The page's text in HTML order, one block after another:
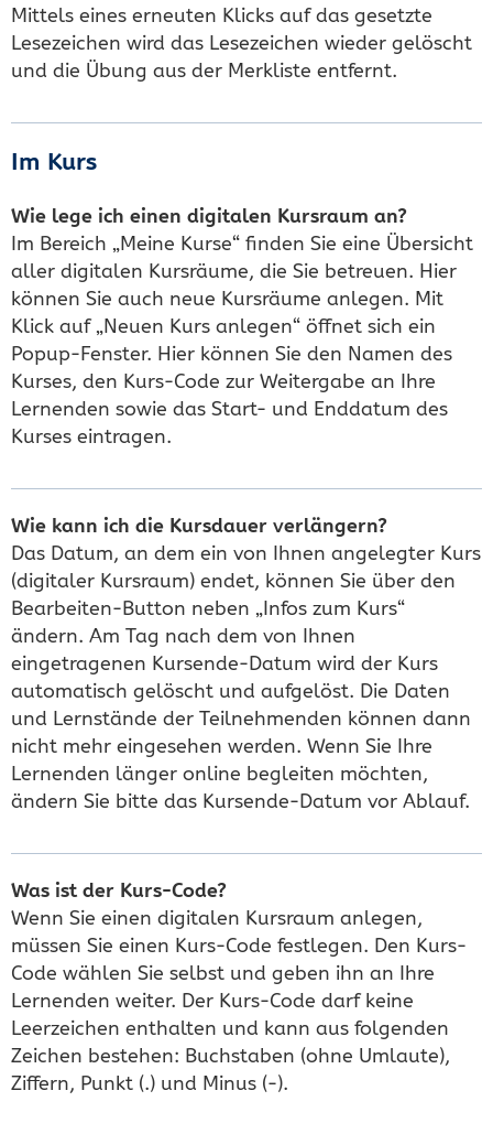
Mittels eines erneuten Klicks auf das gesetzte
Lesezeichen wird das Lesezeichen wieder gelöscht
und die Übung aus der Merkliste entfernt.
Im Kurs
Wie lege ich einen digitalen Kursraum an?
Im Bereich „Meine Kurse“ finden Sie eine Übersicht
aller digitalen Kursräume, die Sie betreuen. Hier
können Sie auch neue Kursräume anlegen. Mit
Klick auf „Neuen Kurs anlegen“ öffnet sich ein
Popup-Fenster. Hier können Sie den Namen des
Kurses, den Kurs-Code zur Weitergabe an Ihre
Lernenden sowie das Start- und Enddatum des
Kurses eintragen.
Wie kann ich die Kursdauer verlängern?
Das Datum, an dem ein von Ihnen angelegter Kurs
(digitaler Kursraum) endet, können Sie über den
Bearbeiten-Button neben „Infos zum Kurs“
ändern. Am Tag nach dem von Ihnen
eingetragenen Kursende-Datum wird der Kurs
automatisch gelöscht und aufgelöst. Die Daten
und Lernstände der Teilnehmenden können dann
nicht mehr eingesehen werden. Wenn Sie Ihre
Lernenden länger online begleiten möchten,
ändern Sie bitte das Kursende-Datum vor Ablauf.
Was ist der Kurs-Code?
Wenn Sie einen digitalen Kursraum anlegen,
müssen Sie einen Kurs-Code festlegen. Den Kurs-
Code wählen Sie selbst und geben ihn an Ihre
Lernenden weiter. Der Kurs-Code darf keine
Leerzeichen enthalten und kann aus folgenden
Zeichen bestehen: Buchstaben (ohne Umlaute),
Ziffern, Punkt (.) und Minus (-).